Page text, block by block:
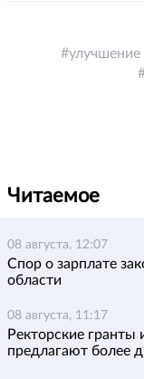
улучшение
Читаемое
08 августа, 12:07
Спор о зарплате
области
08 августа, 11:17
Ректорские гранты
предлагают более